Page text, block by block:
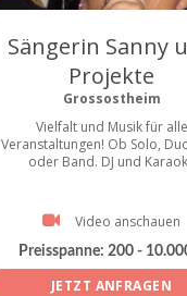
Sängerin Sanny
Projekte
Grossostheim
Vielfalt und Musik für alle
Veranstaltungen! Ob Solo,
oder Band. DJ und
Video anschauen
Preisspanne: 200 -
JETZT ANFRAGEN